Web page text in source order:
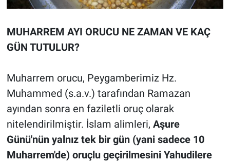
MUHARREM AYI ORUCU NE ZAMAN VE KAÇ
GÜN TUTULUR?
Muharrem orucu, Peygamberimiz Hz.
Muhammed (s.a.v.) tarafından Ramazan
ayından sonra en faziletli oruç olarak
nitelendirilmiştir. İslam alimleri, Aşure
Günü'nün yalnız tek bir gün (yani sadece 10
Muharrem'de) oruçlu geçirilmesini Yahudilere